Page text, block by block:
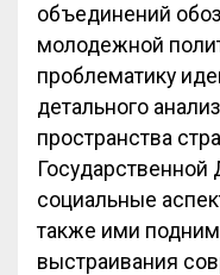
объединений
молодежной
проблематику
детального
пространства
социальные
также ими
выстраивания